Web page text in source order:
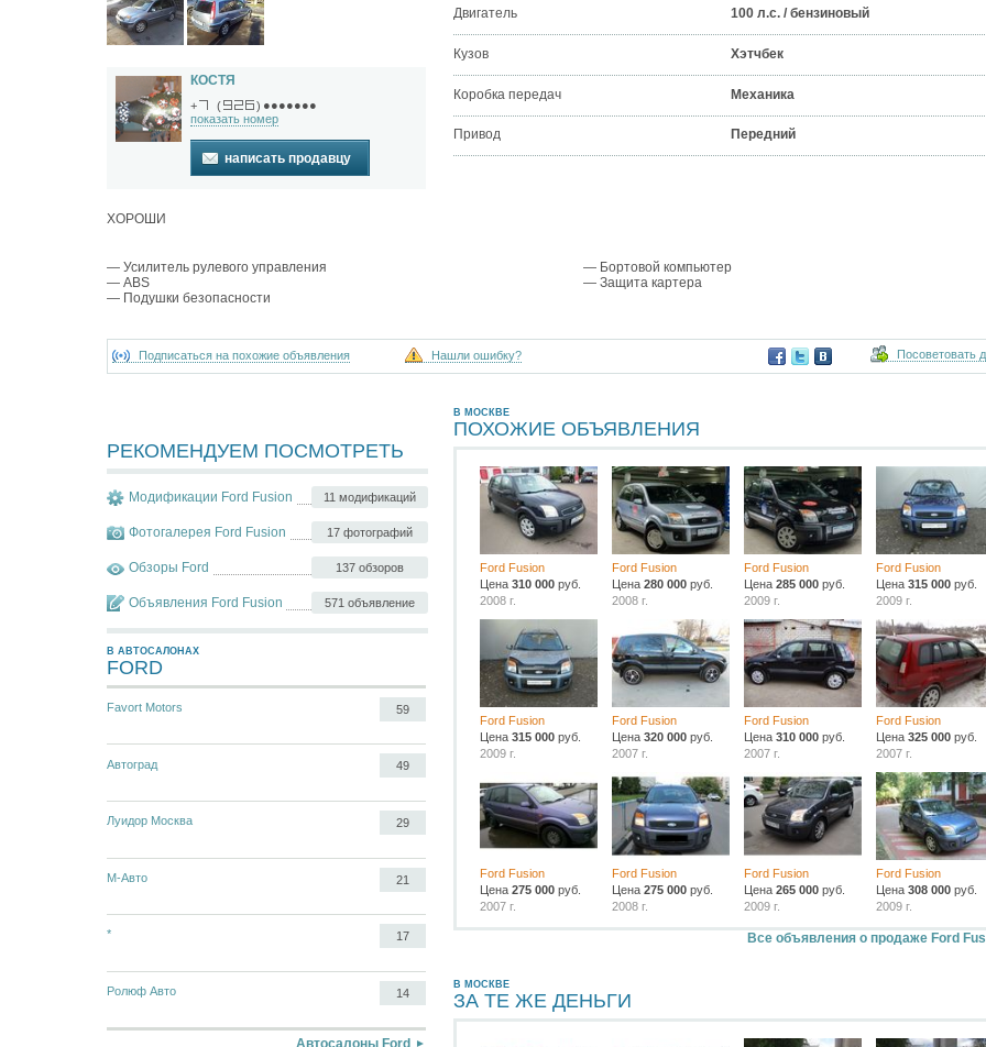
КОСТЯ
+ ( ) ●●●●●●●
показать номер
написать продавцу
Двигатель 100 л.с. / бензиновый
Кузов Хэтчбек
Коробка передач Механика
Привод Передний
ХОРОШИ
— Усилитель рулевого управления
— ABS
— Подушки безопасности
— Бортовой компьютер
— Защита картера
Посоветовать
Подписаться на похожие объявления Нашли ошибку?
РЕКОМЕНДУЕМ ПОСМОТРЕТЬ
11 модификаций
Модификации Ford Fusion
17 фотографий
Фотогалерея Ford Fusion
137 обзоров
Обзоры Ford
571 объявление
Объявления Ford Fusion
В АВТОСАЛОНАХ
FORD
Favort Motors 59
Автоград 49
Луидор Москва 29
М-Авто 21
* 17
Ролюф Авто 14
В МОСКВЕ
ПОХОЖИЕ ОБЪЯВЛЕНИЯ
Ford Fusion
Цена310 000 руб.
2008 г.
Ford Fusion
Цена280 000 руб.
2008 г.
Ford Fusion
Цена 285 000руб.
2009 г.
Ford Fusion
Цена 315 000руб.
2009 г.
Ford Fusion
Цена315 000 руб.
2009 г.
Ford Fusion
Цена320 000 руб.
2007 г.
Ford Fusion
Цена 310 000руб.
2007 г.
Ford Fusion
Цена 325 000руб.
2007 г.
Ford Fusion
Цена275 000 руб.
2007 г.
Ford Fusion
Цена275 000 руб.
2008 г.
Ford Fusion
Цена 265 000руб.
2009 г.
Ford Fusion
Цена 308 000руб.
2009 г.
Все объявления о продаже Ford
В МОСКВЕ
ЗА ТЕ ЖЕ ДЕНЬГИ